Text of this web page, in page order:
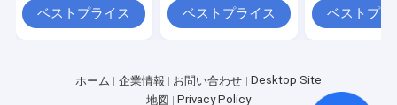
ル マット仕上げ
ベストプライス
バーストのアコーステ
ィックギター 骨ナッツ
ベストプライス
コースティック
ボーンナット
ベストプラ
ホーム 企業情報 お問い合わせ
Desktop Site
地図
Privacy Policy